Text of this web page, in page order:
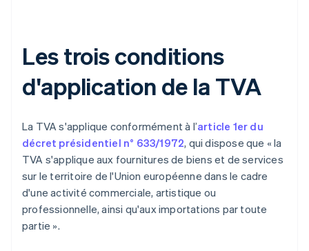
Les trois conditions
d'application de la TVA
La TVA s'applique conformément à l’article 1er du
décret présidentiel n° 633/1972, qui dispose que « la
TVA s'applique aux fournitures de biens et de services
sur le territoire de l'Union européenne dans le cadre
d'une activité commerciale, artistique ou
professionnelle, ainsi qu'aux importations par toute
partie ».